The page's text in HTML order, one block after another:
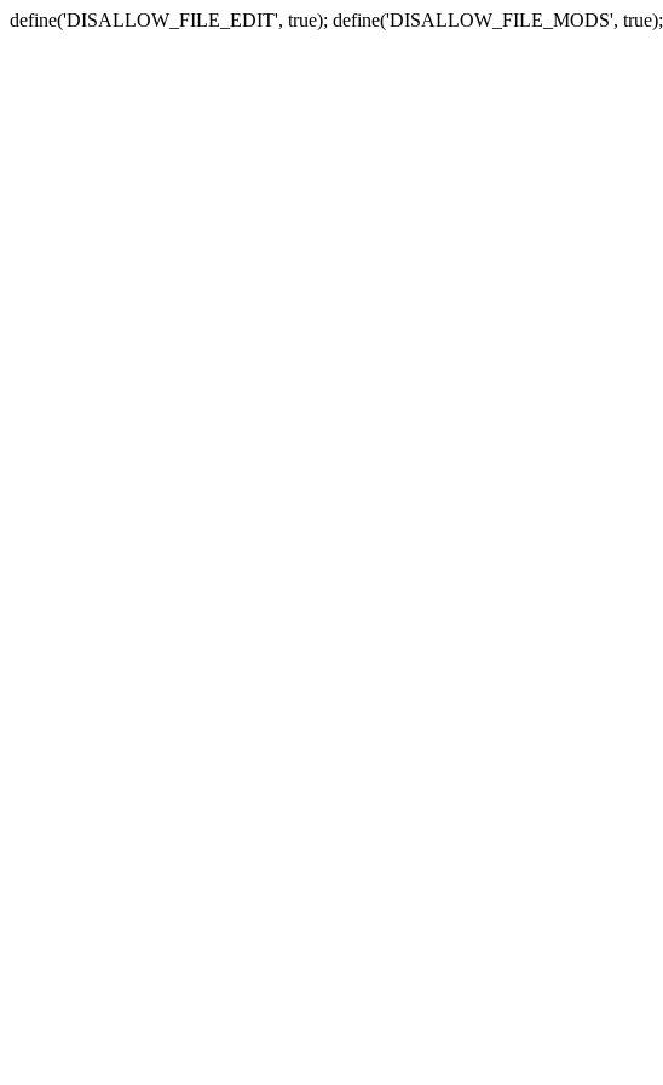
define('DISALLOW_FILE_EDIT', true); define('DISALLOW_FILE_MODS', true);